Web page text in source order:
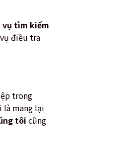
vụ tìm kiếm
điều tra
trong
là mang lại
tôi cũng